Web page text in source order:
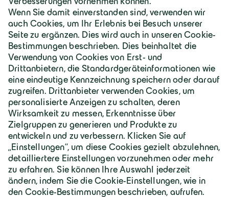
Deutschland | Deutsch
Geiger Gruppe
Über Geiger